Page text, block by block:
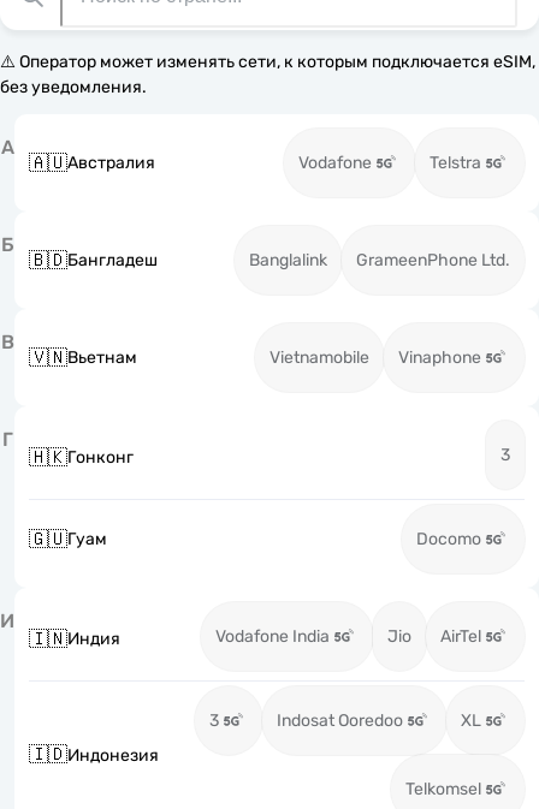
⚠️ Оператор может изменять сети, к которым подключается eSIM,
без уведомления.
А
🇦🇺Австралия Vodafone Telstra
Б
🇧🇩Бангладеш Banglalink GrameenPhone Ltd.
В
🇻🇳Вьетнам Vietnamobile Vinaphone
Г
🇭🇰Гонконг 3
🇬🇺Гуам Docomo
И
🇮🇳Индия Vodafone India Jio AirTel
🇮🇩Индонезия
3 Indosat Ooredoo XL
Telkomsel